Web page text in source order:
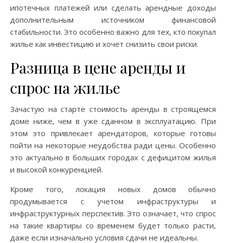
ипотечных платежей или сделать арендные доходы
дополнительным источником финансовой
стабильности. Это особенно важно для тех, кто покупал
жилье как инвестицию и хочет снизить свои риски.
Разница в цене аренды и
спрос на жилье
Зачастую на старте стоимость аренды в строящемся
доме ниже, чем в уже сданном в эксплуатацию. При
этом это привлекает арендаторов, которые готовы
пойти на некоторые неудобства ради цены. Особенно
это актуально в больших городах с дефицитом жилья
и высокой конкуренцией.
Кроме того, локация новых домов обычно
продумывается с учетом инфраструктуры и
инфраструктурных перспектив. Это означает, что спрос
на такие квартиры со временем будет только расти,
даже если изначально условия сдачи не идеальны.